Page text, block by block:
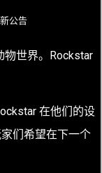
公告
物世界。Rockstar
在他们的设
们希望在下一个